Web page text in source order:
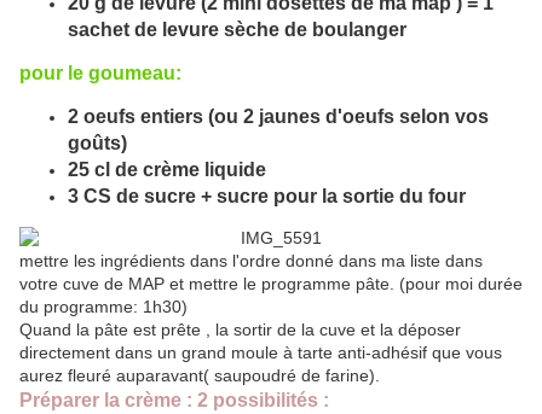
sachet de levure sèche de boulanger
pour le goumeau:
2 oeufs entiers (ou 2 jaunes d'oeufs selon vos
goûts)
25 cl de crème liquide
3 CS de sucre + sucre pour la sortie du four
mettre les ingrédients dans l'ordre donné dans ma liste dans
votre cuve de MAP et mettre le programme pâte. (pour moi durée
du programme: 1h30)
Quand la pâte est prête , la sortir de la cuve et la déposer
directement dans un grand moule à tarte anti-adhésif que vous
aurez fleuré auparavant( saupoudré de farine).
Préparer la crème : 2 possibilités :